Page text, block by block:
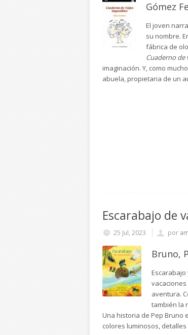
Gómez
El joven
su nombre.
fábrica de
Cuaderno de
imaginación. Y, como
abuela, propietaria de un
Escarabajo de
25 Jul, 2023 por
Bruno,
aventura.
también la
Una historia de Pep Bruno
colores luminosos, detalles